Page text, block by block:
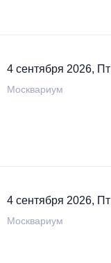
4 сентября 2026, Пт
Москвариум
4 сентября 2026, Пт
Москвариум